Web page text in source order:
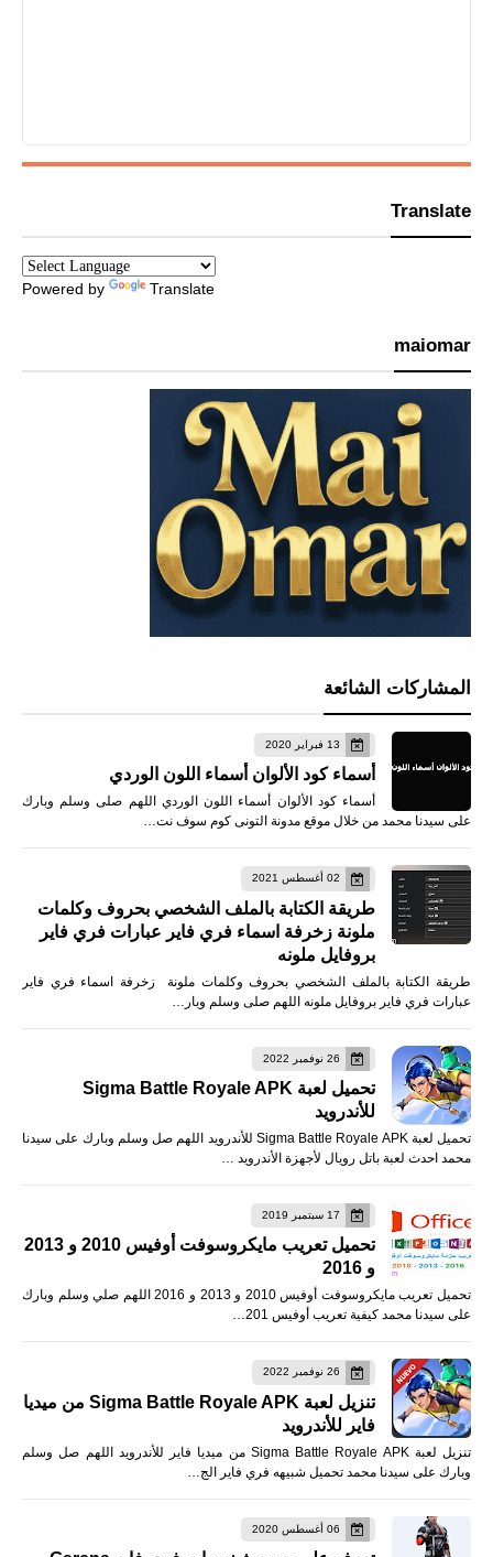
Translate
Powered by Translate
maiomar
المشاركات الشائعة
13 فبراير 2020
أسماء كود الألوان أسماء اللون الوردي
أسماء كود الألوان أسماء اللون الوردي اللهم صلى وسلم وبارك
على سيدنا محمد من خلال موقع مدونة التونى كوم سوف نت…
02 أغسطس 2021
طريقة الكتابة بالملف الشخصي بحروف وكلمات
ملونة زخرفة اسماء فري فاير عبارات فري فاير
بروفايل ملونه
طريقة الكتابة بالملف الشخصي بحروف وكلمات ملونة زخرفة اسماء فري فاير
عبارات فري فاير بروفايل ملونه اللهم صلى وسلم وبار…
26 نوفمبر 2022
تحميل لعبة Sigma Battle Royale APK
للأندرويد
تحميل لعبة Sigma Battle Royale APK للأندرويد اللهم صل وسلم وبارك على سيدنا
محمد احدث لعبة باتل رويال لأجهزة الأندرويد …
17 سبتمبر 2019
تحميل تعريب مايكروسوفت أوفيس 2010 و 2013
و 2016
تحميل تعريب مايكروسوفت أوفيس 2010 و 2013 و 2016 اللهم صلي وسلم وبارك
على سيدنا محمد كيفية تعريب أوفيس 201…
26 نوفمبر 2022
تنزيل لعبة Sigma Battle Royale APK من ميديا
فاير للأندرويد
تنزيل لعبة Sigma Battle Royale APK من ميديا فاير للأندرويد اللهم صل وسلم
وبارك على سيدنا محمد تحميل شبيهه فري فاير الج…
06 أغسطس 2020